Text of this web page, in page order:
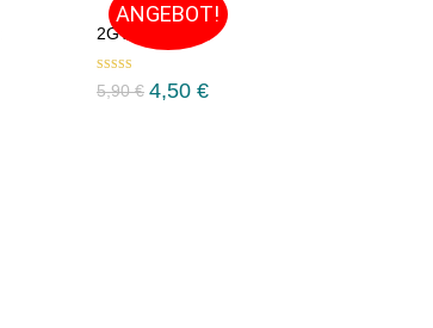
ANGEBOT!
2GT Pulleys
Bewertet mit
5.00von 5
5,90€ 4,50 €